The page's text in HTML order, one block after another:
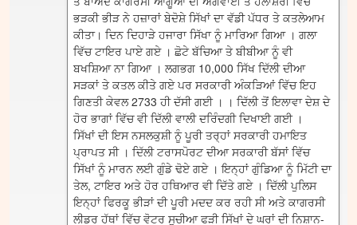
ਭੜਕੀ ਭੀੜ ਨੇ ਹਜ਼ਾਰਾਂ ਬੇਦੋਸ਼ੇ ਸਿੱਖਾਂ ਦਾ ਵੱਡੀ ਪੱਧਰ ਤੇ ਕਤਲੇਆਮ
ਕੀਤਾ। ਦਿਨ ਦਿਹਾੜੇ ਹਜਾਰਾ ਸਿੱਖਾ ਨੂੰ ਮਾਰਿਆ ਗਿਆ । ਗਲਾ
ਵਿੱਚ ਟਾਇਰ ਪਾਏ ਗਏ । ਛੋਟੇ ਬੱਚਿਆ ਤੇ ਬੀਬੀਆ ਨੂੰ ਵੀ
ਬਖਸ਼ਿਆ ਨਾ ਗਿਆ । ਲਗਭਗ 10,000 ਸਿੱਖ ਦਿੱਲੀ ਦੀਆ
ਸੜਕਾਂ ਤੇ ਕਤਲ ਕੀਤੇ ਗਏ ਪਰ ਸਰਕਾਰੀ ਅੰਕੜਿਆਂ ਵਿੱਚ ਇਹ
ਗਿਣਤੀ ਕੇਵਲ 2733 ਹੀ ਦੱਸੀ ਗਈ । । ਦਿੱਲੀ ਤੋਂ ਇਲਾਵਾ ਦੇਸ਼ ਦੇ
ਹੋਰ ਭਾਗਾਂ ਵਿੱਚ ਵੀ ਦਿੱਲੀ ਵਾਲੀ ਦਰਿੰਦਗੀ ਦਿਖਾਈ ਗਈ ।
ਸਿੱਖਾਂ ਦੀ ਇਸ ਨਸਲਕੁਸ਼ੀ ਨੂੰ ਪੂਰੀ ਤਰ੍ਹਾਂ ਸਰਕਾਰੀ ਹਮਾਇਤ
ਪ੍ਰਾਪਤ ਸੀ । ਦਿੱਲੀ ਟਰਾਸਪੋਰਟ ਦੀਆ ਸਰਕਾਰੀ ਬੱਸਾਂ ਵਿੱਚ
ਸਿੱਖਾਂ ਨੂੰ ਮਾਰਨ ਲਈ ਗੁੰਡੇ ਢੋਏ ਗਏ । ਇਨ੍ਹਾਂ ਗੁੰਡਿਆ ਨੂੰ ਮਿੱਟੀ ਦਾ
ਤੇਲ, ਟਾਇਰ ਅਤੇ ਹੋਰ ਹਥਿਆਰ ਵੀ ਦਿੱਤੇ ਗਏ । ਦਿੱਲੀ ਪੁਲਿਸ
ਇਨ੍ਹਾਂ ਫਿਰਕੂ ਭੀੜਾਂ ਦੀ ਪੂਰੀ ਮਦਦ ਕਰ ਰਹੀ ਸੀ ਅਤੇ ਕਾਗਰਸੀ
ਲੀਡਰ ਹੱਥਾਂ ਵਿੱਚ ਵੋਟਰ ਸੂਚੀਆ ਫੜੀ ਸਿੱਖਾਂ ਦੇ ਘਰਾਂ ਦੀ ਨਿਸ਼ਾਨ-